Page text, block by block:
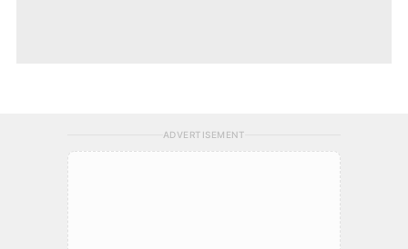
ADVERTISEMENT